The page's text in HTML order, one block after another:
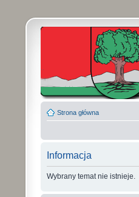
Strona główna
Informacja
Wybrany temat nie istnieje.